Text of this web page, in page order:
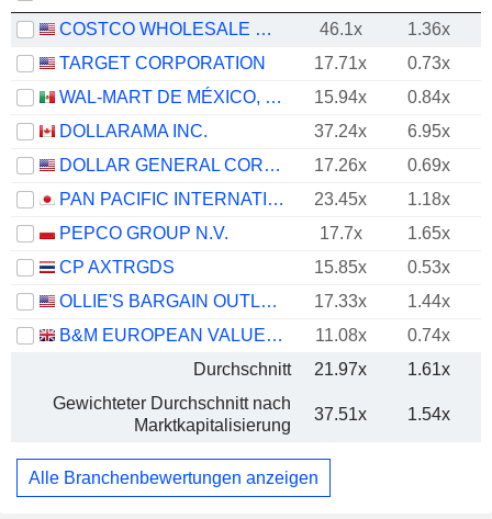
COSTCO WHOLESALE CORPORATION 46.1x 1.36x
TARGET CORPORATION
17.71x
0.73x
WAL-MART DE MÉXICO, S.A.B. DE C.V.
15.94x
0.84x
DOLLARAMA INC.
37.24x
6.95x
DOLLAR GENERAL CORPORATION
17.26x
0.69x
PAN PACIFIC INTERNATIONAL HOLDINGS CORPORATION
23.45x 1.18x
PEPCO GROUP N.V.
17.7x
1.65x
CP AXTRGDS
15.85x
0.53x
OLLIE'S BARGAIN OUTLET HOLDINGS, INC.
17.33x 1.44x
B&M EUROPEAN VALUE RETAIL PLC
11.08x
0.74x
Durchschnitt
21.97x 1.61x
Gewichteter Durchschnitt nach
Marktkapitalisierung
37.51x 1.54x
Alle Branchenbewertungen anzeigen